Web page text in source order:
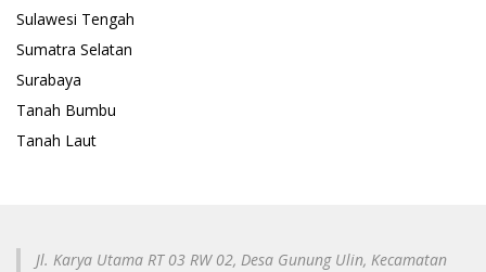
Sulawesi Tengah
Sumatra Selatan
Surabaya
Tanah Bumbu
Tanah Laut
Jl. Karya Utama RT 03 RW 02, Desa Gunung Ulin, Kecamatan